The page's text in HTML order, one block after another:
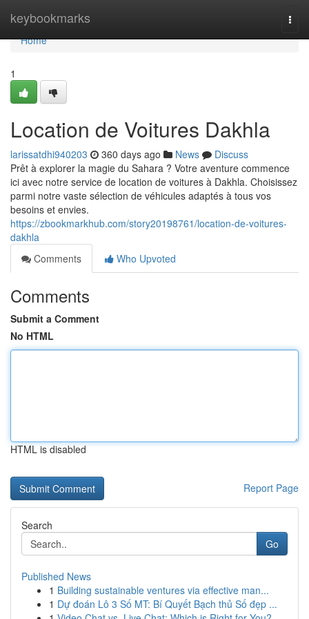
keybookmarks
Home
Home
1
Location de Voitures Dakhla
larissatdhi940203 360 days ago News
Discuss
Prêt à explorer la magie du Sahara ? Votre aventure commence
ici avec notre service de location de voitures à Dakhla. Choisissez
parmi notre vaste sélection de véhicules adaptés à tous vos
besoins et envies.
https://zbookmarkhub.com/story20198761/location-de-voitures-
dakhla
Comments
Who Upvoted
Comments
Submit a Comment
No HTML
HTML is disabled
Report Page
Search
Go
Published News
1 Building sustainable ventures via effective man...
1 Dự đoán Lô 3 Số MT: Bí Quyết Bạch thủ Số đẹp ...